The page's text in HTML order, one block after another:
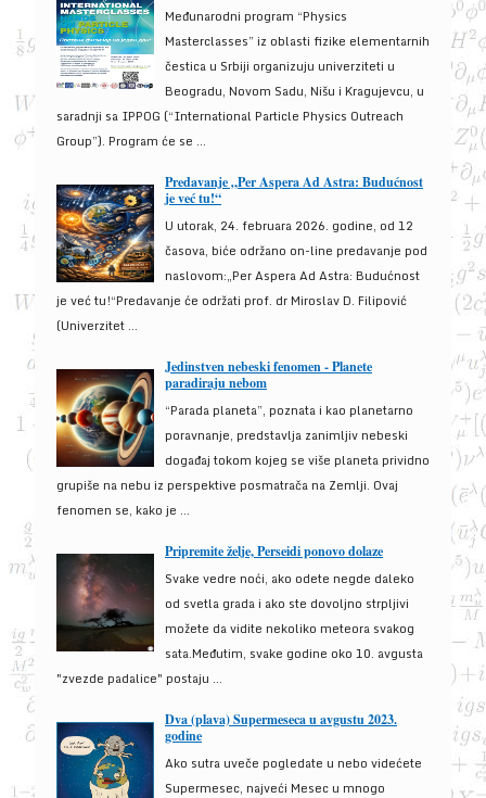
Međunarodni program “Physics
Masterclasses” iz oblasti fizike elementarnih
čestica u Srbiji organizuju univerziteti u
Beogradu, Novom Sadu, Nišu i Kragujevcu, u
saradnji sa IPPOG (“International Particle Physics Outreach
Group”). Program će se ...
Predavanje „Per Aspera Ad Astra: Budućnost
je već tu!“
U utorak, 24. februara 2026. godine, od 12
časova, biće održano on-line predavanje pod
naslovom:„Per Aspera Ad Astra: Budućnost
je već tu!“Predavanje će održati prof. dr Miroslav D. Filipović
(Univerzitet ...
Jedinstven nebeski fenomen - Planete
paradiraju nebom
“Parada planeta”, poznata i kao planetarno
poravnanje, predstavlja zanimljiv nebeski
događaj tokom kojeg se više planeta prividno
grupiše na nebu iz perspektive posmatrača na Zemlji. Ovaj
fenomen se, kako je ...
Pripremite želje, Perseidi ponovo dolaze
Svake vedre noći, ako odete negde daleko
od svetla grada i ako ste dovoljno strpljivi
možete da vidite nekoliko meteora svakog
sata.Međutim, svake godine oko 10. avgusta
"zvezde padalice" postaju ...
Dva (plava) Supermeseca u avgustu 2023.
godine
Ako sutra uveče pogledate u nebo videćete
Supermesec, najveći Mesec u mnogo